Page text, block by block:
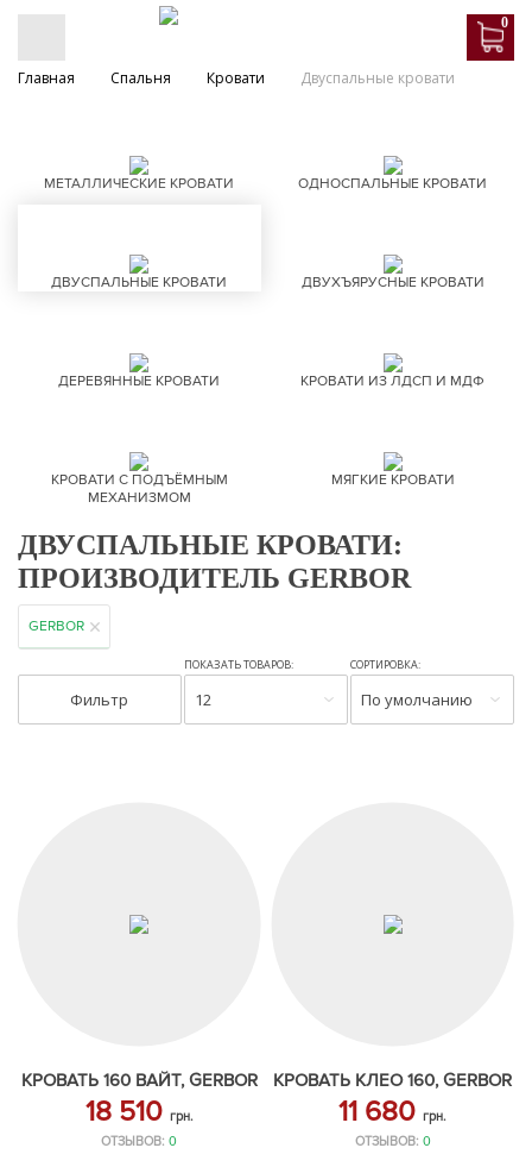
0
Главная Спальня Кровати Двуспальные кровати
МЕТАЛЛИЧЕСКИЕ КРОВАТИ ОДНОСПАЛЬНЫЕ КРОВАТИ
ДВУСПАЛЬНЫЕ КРОВАТИ ДВУХЪЯРУСНЫЕ КРОВАТИ
ДЕРЕВЯННЫЕ КРОВАТИ КРОВАТИ ИЗ ЛДСП И МДФ
КРОВАТИ С ПОДЪЁМНЫМ
МЕХАНИЗМОМ
МЯГКИЕ КРОВАТИ
ДВУСПАЛЬНЫЕ КРОВАТИ:
ПРОИЗВОДИТЕЛЬ GERBOR
GERBOR
Фильтр
ПОКАЗАТЬ ТОВАРОВ:
12
СОРТИРОВКА:
По умолчанию
КРОВАТЬ 160 ВАЙТ, GERBOR
18 510 грн.
ОТЗЫВОВ:0
КРОВАТЬ КЛЕО 160, GERBOR
11 680грн.
ОТЗЫВОВ: 0